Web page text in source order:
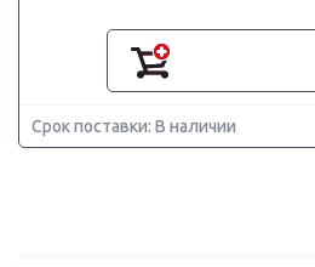
Срок поставки: В наличии